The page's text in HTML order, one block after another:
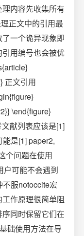
内容先收集所有
正文中的引用最
一个诡异现象即
用编号也会被优
正文引用
\end{figure}
献列表应该是[1]
是[1] paper2,
个问题在使用
户可能不会遇到
服notoccite宏
作原理很简单阻
同时保留它们在
础使用方法在导